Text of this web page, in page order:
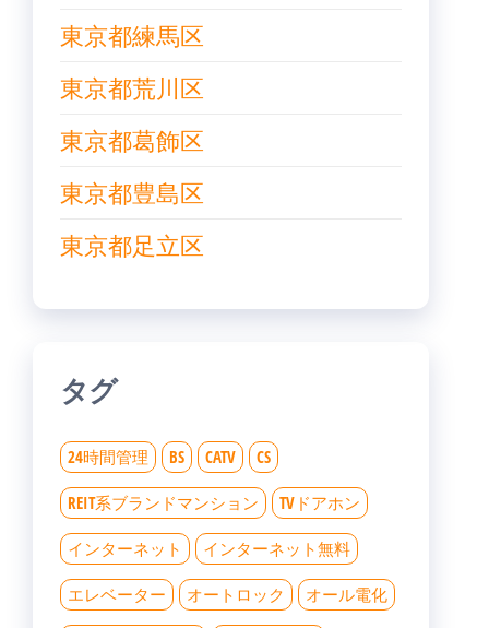
東京都練馬区
東京都荒川区
東京都葛飾区
東京都豊島区
東京都足立区
タグ
24時間管理 BS CATV CS
REIT系ブランドマンション TVドアホン
インターネット インターネット無料
エレベーター オートロック オール電化